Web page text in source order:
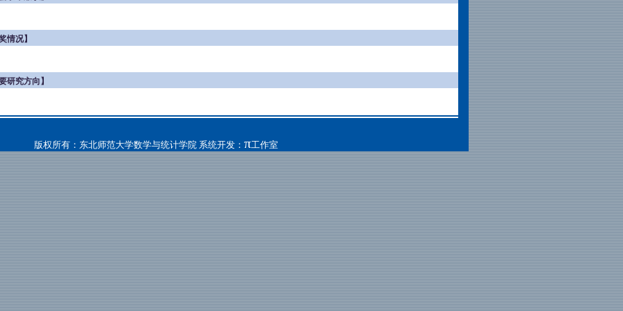
情况】
研究方向】
版权所有：东北师范大学数学与统计学院 系统开发： π工作室